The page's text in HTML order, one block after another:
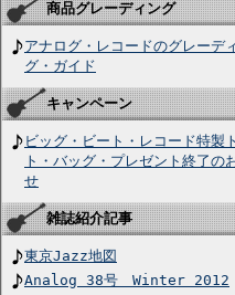
商品グレーディング
アナログ・レコードのグレーデ
グ・ガイド
キャンペーン
ビッグ・ビート・レコード特製
ト・バッグ・プレゼント終了の
せ
雑誌紹介記事
東京Jazz地図
Analog 38号 Winter 2012